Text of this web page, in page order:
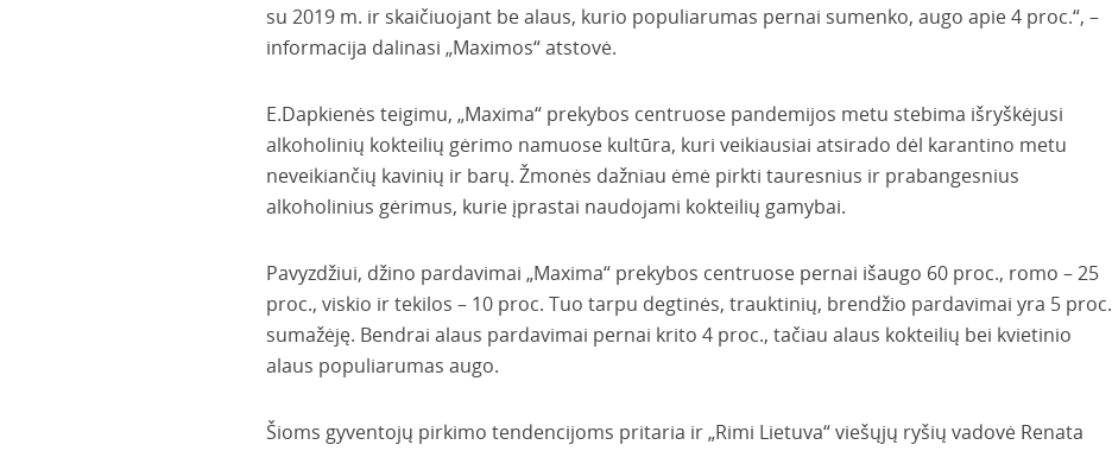
su 2019 m. ir skaičiuojant be alaus, kurio populiarumas pernai sumenko, augo apie 4 proc.“, –
informacija dalinasi „Maximos“ atstovė.
E.Dapkienės teigimu, „Maxima“ prekybos centruose pandemijos metu stebima išryškėjusi
alkoholinių kokteilių gėrimo namuose kultūra, kuri veikiausiai atsirado dėl karantino metu
neveikiančių kavinių ir barų. Žmonės dažniau ėmė pirkti tauresnius ir prabangesnius
alkoholinius gėrimus, kurie įprastai naudojami kokteilių gamybai.
Pavyzdžiui, džino pardavimai „Maxima“ prekybos centruose pernai išaugo 60 proc., romo – 25
proc., viskio ir tekilos – 10 proc. Tuo tarpu degtinės, trauktinių, brendžio pardavimai yra 5 proc.
sumažėję. Bendrai alaus pardavimai pernai krito 4 proc., tačiau alaus kokteilių bei kvietinio
alaus populiarumas augo.
Šioms gyventojų pirkimo tendencijoms pritaria ir „Rimi Lietuva“ viešųjų ryšių vadovė Renata